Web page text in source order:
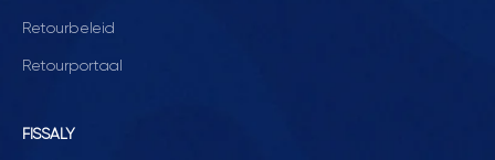
Retourbeleid
Retourportaal
FISSALY